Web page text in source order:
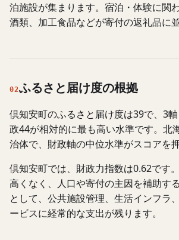
泊施設が集まります。宿泊・体験に関
酒類、加工食品などが寄付の返礼品に並
02ふるさと届け度の根拠
倶知安町のふるさと届け度は39で、3
政44が相対的に最も高い水準です。北
治体で、財政軸の中位水準がスコアを
倶知安町では、財政力指数は0.62です
高くなく、人口や寄付の主因を補助す
として、公共施設管理、生活インフラ
ービスに経常的な支出が残ります。